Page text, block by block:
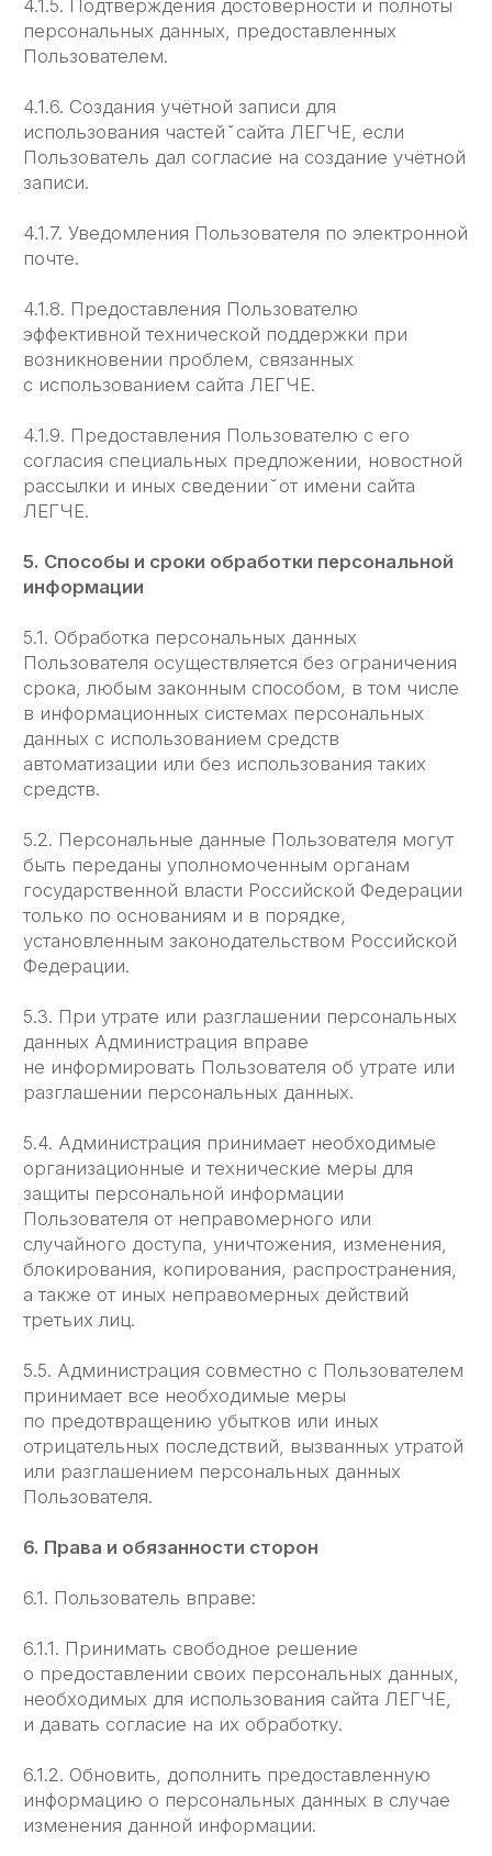
его персональных данных, их блокирования или
уничтожения в случае, если персональные
данные являются неполными, устаревшими,
неточными, незаконно полученными или
цели обработки, а также принимать
предусмотренные законом меры по защите
своих прав. Для этого достаточно уведомить
Администрацию по указанному e-mail адресу.
6.2. Администрация обязана:
6.2.1. Использовать полученную информацию
исключительно для целей, указанных в п. 4
настоящей Политики конфиденциальности.
информации в тайне, не разглашать без
предварительного письменного разрешения
Пользователя, а также не осуществлять
продажу, обмен, опубликование, либо
разглашение иными возможными способами
Политики Конфиденциальности.
6.2.3. Принимать меры предосторожности для
защиты конфиденциальности персональных
данных Пользователя согласно порядку, обычно
в существующем деловом обороте.
Пользователю, с момента обращения или
запроса Пользователя,
или его законного представителя либо
уполномоченного органа по защите прав
субъектов персональных данных на период
недостоверных персональных данных или
неправомерных действий.
7. Ответственность сторон
7.1. Администрация, не исполнившая свои
обязательства, несёт ответственность за убытки,
понесенные Пользователем в связи
с неправомерным использованием
персональных данных, в соответствии
с законодательством Российской Федерации,
за исключением случаев, предусмотренных
п. 5.2. и 7.2. настоящей Политики
7.2. В случае утраты или разглашения
Конфиденциальной информации Администрация
не несёт ответственность, если данная
конфиденциальная
информация:
или разглашения.
7.2.2. Была получена от третьей стороны
до момента ее ̈ получения Администрацией
Сайта.
7.2.3. Была разглашена с согласия Пользователя.
7.3. Пользователь несет полную ответственность
за соблюдение требовании ̆ законодательства
РФ, в том числе законов о рекламе, о защите
знаков и знаков обслуживания,
но не ограничиваясь перечисленным, включая
полную ответственность за содержание
и форму материалов.
7.4. Пользователь признает, что ответственность
за любую информацию (в том числе,
но не ограничиваясь: файлы с данными, тексты
и т. д.), к которой он может иметь доступ как
предоставившее такую информацию.
предоставленная ему как часть сайта ЛЕГЧЕ,
и принадлежат другим Пользователям,
партнерам или рекламодателям, которые
размещают такую информацию на сайте ЛЕГЧЕ.
Пользователь не вправе вносить изменения,
передавать в аренду, передавать на условиях
такого Содержания (полностью или в части),
за исключением случаев, когда такие действия
были письменно прямо разрешены
собственниками такого Содержания